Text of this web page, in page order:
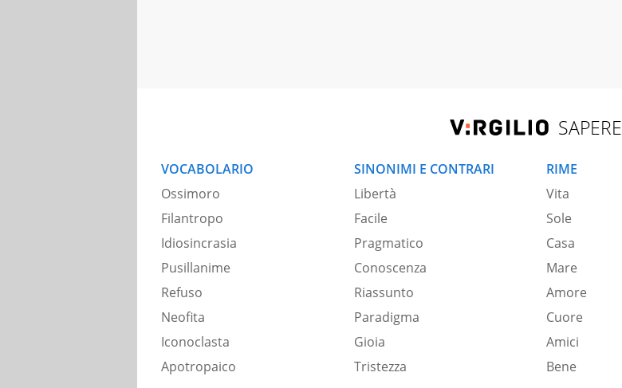
SAPERE
VOCABOLARIO
Ossimoro
Filantropo
Idiosincrasia
Pusillanime
Refuso
Neofita
Iconoclasta
Apotropaico
SINONIMI E CONTRARI
Libertà
Facile
Pragmatico
Conoscenza
Riassunto
Paradigma
Gioia
Tristezza
RIME
Vita
Sole
Casa
Mare
Amore
Cuore
Amici
Bene